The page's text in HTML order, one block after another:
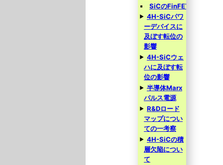
SiCのFinFET
4H-SiCパワ
ーデバイスに
及ぼす転位の
影響
4H-SiCウェ
ハに及ぼす転
位の影響
半導体Marx
パルス電源
R&Dロード
マップについ
ての一考察
4H-SiCの積
層欠陥につい
て